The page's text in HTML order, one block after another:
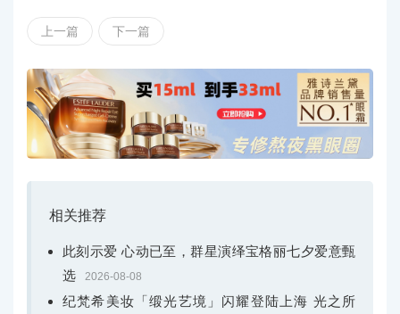
上一篇 下一篇
相关推荐
此刻示爱 心动已至，群星演绎宝格丽七夕爱意甄
选
2026-08-08
纪梵希美妆「缎光艺境」闪耀登陆上海 光之所